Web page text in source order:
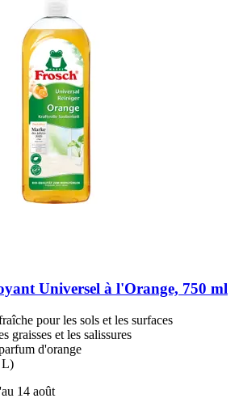
Universel à l'Orange, 750 ml
pour les sols et les surfaces
graisses et les salissures
d'orange
L)
14 août